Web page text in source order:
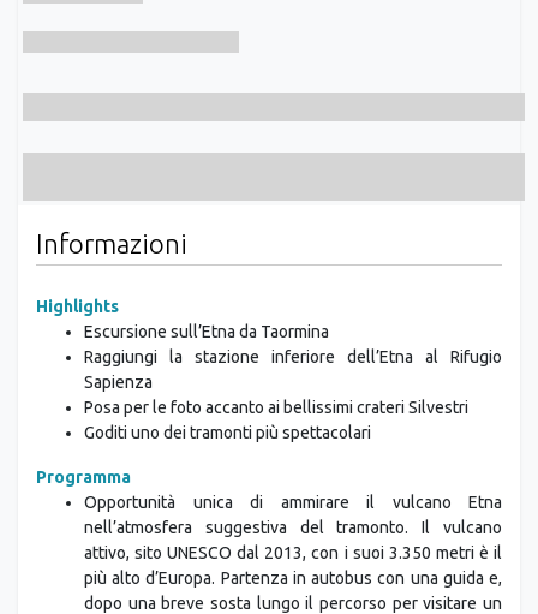
Informazioni
Highlights
Escursione sull’Etna da Taormina
Raggiungi la stazione inferiore dell’Etna al Rifugio
Sapienza
Posa per le foto accanto ai bellissimi crateri Silvestri
Goditi uno dei tramonti più spettacolari
Programma
Opportunità unica di ammirare il vulcano Etna
nell’atmosfera suggestiva del tramonto. Il vulcano
attivo, sito UNESCO dal 2013, con i suoi 3.350 metri è il
più alto d’Europa. Partenza in autobus con una guida e,
dopo una breve sosta lungo il percorso per visitare un